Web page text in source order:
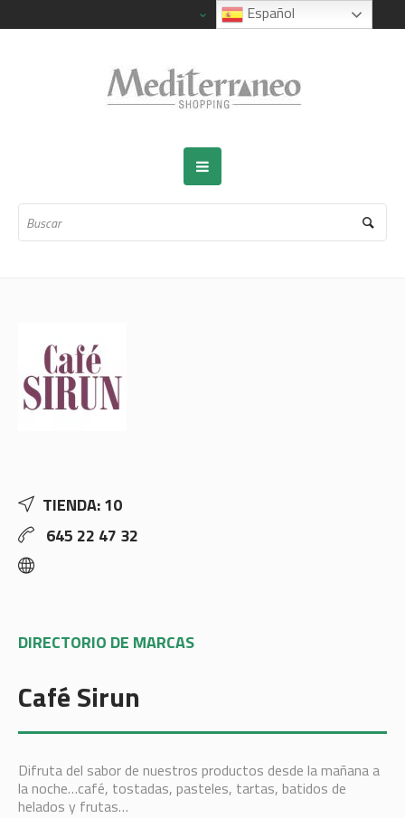
TIENDA: 10
645 22 47 32
DIRECTORIO DE MARCAS
Café Sirun
Difruta del sabor de nuestros productos desde la mañana a
la noche…café, tostadas, pasteles, tartas, batidos de
helados y frutas…
Español